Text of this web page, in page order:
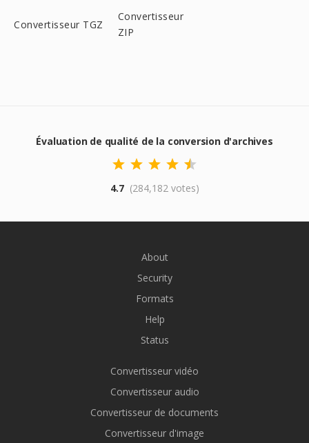
Convertisseur TGZ
Convertisseur
ZIP
Évaluation de qualité de la conversion d'archives
4.7 (284,182 votes)
About
Security
Formats
Help
Status
Convertisseur vidéo
Convertisseur audio
Convertisseur de documents
Convertisseur d'image